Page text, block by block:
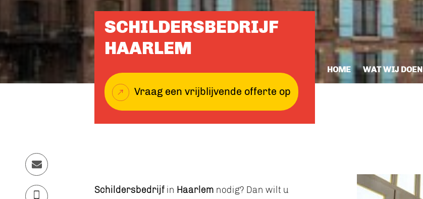
SCHILDERSBEDRIJF
HAARLEM
Vraag een vrijblijvende offerte op
HOME WAT WIJ DOEN
Schildersbedrijf in Haarlem nodig? Dan wilt u